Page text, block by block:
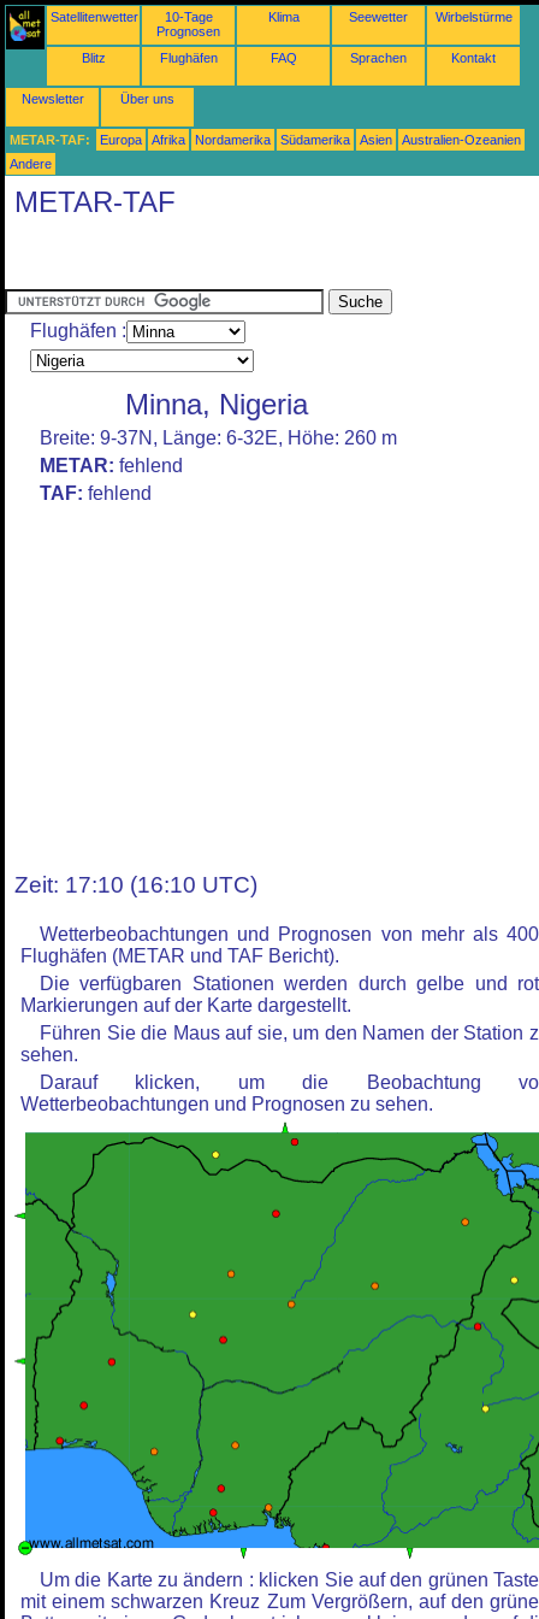
Satellitenwetter
10-Tage
Prognosen
Klima Seewetter Wirbelstürme
Blitz Flughäfen FAQ Sprachen Kontakt
Newsletter Über uns
METAR-TAF: Europa Afrika Nordamerika Südamerika Asien
Australien-Ozeanien
Andere
METAR-TAF
Flughäfen :
Minna, Nigeria
Breite: 9-37N, Länge: 6-32E, Höhe: 260 m
METAR: fehlend
TAF: fehlend
Zeit: 17:10 (16:10 UTC)
Wetterbeobachtungen und Prognosen von mehr als
Flughäfen (METAR und TAF Bericht).
Die verfügbaren Stationen werden durch gelbe und
Markierungen auf der Karte dargestellt.
Führen Sie die Maus auf sie, um den Namen der Station
sehen.
Darauf klicken, um die Beobachtung
Wetterbeobachtungen und Prognosen zu sehen.
Um die Karte zu ändern : klicken Sie auf den grünen
mit einem schwarzen Kreuz Zum Vergrößern, auf den